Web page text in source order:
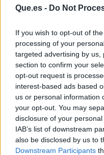
Que.es - Do Not
If you wish to opt-out of
processing of your
targeted advertising by
section to confirm your
opt-out request is
interest-based ads based
us or personal information
your opt-out. You may
disclosure of your
IAB’s list of downstream
also be disclosed by us to
Downstream Participants